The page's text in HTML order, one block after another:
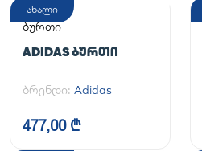
ახალი
ბურთი
ADIDAS ᲑᲣᲠᲗᲘ
ბრენდი: Adidas
477,00 ₾